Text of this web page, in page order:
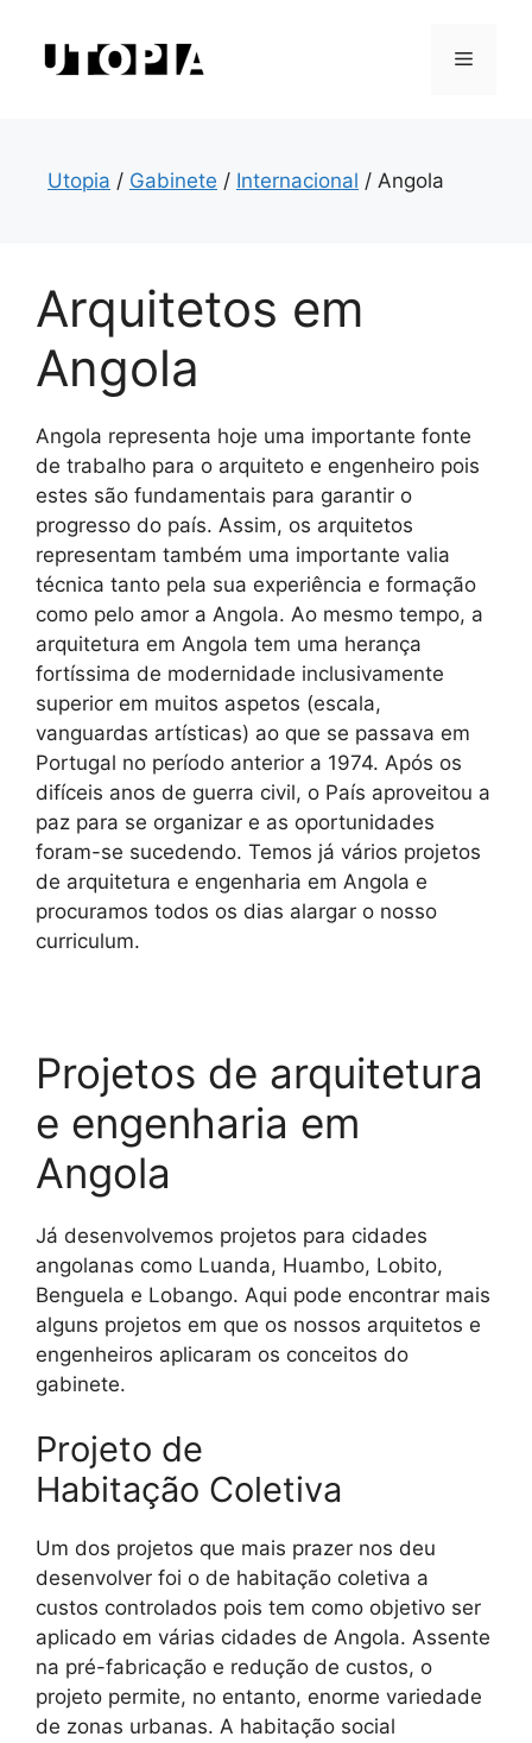
Menu
Utopia / Gabinete / Internacional / Angola
Arquitetos em
Angola
Angola representa hoje uma importante fonte
de trabalho para o arquiteto e engenheiro pois
estes são fundamentais para garantir o
progresso do país. Assim, os arquitetos
representam também uma importante valia
técnica tanto pela sua experiência e formação
como pelo amor a Angola. Ao mesmo tempo, a
arquitetura em Angola tem uma herança
fortíssima de modernidade inclusivamente
superior em muitos aspetos (escala,
vanguardas artísticas) ao que se passava em
Portugal no período anterior a 1974. Após os
difíceis anos de guerra civil, o País aproveitou a
paz para se organizar e as oportunidades
foram-se sucedendo. Temos já vários projetos
de arquitetura e engenharia em Angola e
procuramos todos os dias alargar o nosso
curriculum.
Projetos de arquitetura
e engenharia em
Angola
Já desenvolvemos projetos para cidades
angolanas como Luanda, Huambo, Lobito,
Benguela e Lobango. Aqui pode encontrar mais
alguns projetos em que os nossos arquitetos e
engenheiros aplicaram os conceitos do
gabinete.
Projeto de
Habitação Coletiva
Um dos projetos que mais prazer nos deu
desenvolver foi o de habitação coletiva a
custos controlados pois tem como objetivo ser
aplicado em várias cidades de Angola. Assente
na pré-fabricação e redução de custos, o
projeto permite, no entanto, enorme variedade
de zonas urbanas. A habitação social